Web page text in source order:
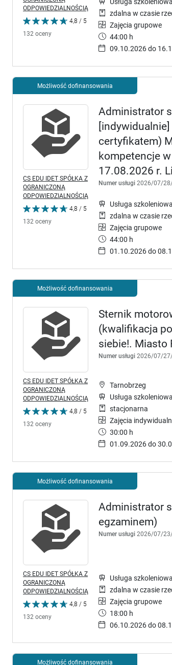
ODPOWIEDZIALNOŚCIĄ
4,8 / 5
132 oceny
zdalna w czasie
Zajęcia grupowe
44:00 h
09.10.2026 do
Możliwość dofinansowania
Administrator
certyfikatem)
kompetencje
17.08.2026 r.
Numer usługi 2026/07/
CS EDU IDET SPÓŁKA Z
OGRANICZONĄ
ODPOWIEDZIALNOŚCIĄ
4,8 / 5
132 oceny
Usługa szkoleniowa
zdalna w czasie
Zajęcia grupowe
44:00 h
01.10.2026 do
Możliwość dofinansowania
Sternik
(kwalifikacja
siebie!. Miasto
Numer usługi 2026/07/
CS EDU IDET SPÓŁKA Z
OGRANICZONĄ
ODPOWIEDZIALNOŚCIĄ
4,8 / 5
132 oceny
Tarnobrzeg
Usługa szkoleniowa
stacjonarna
Zajęcia
30:00 h
01.09.2026 do
Możliwość dofinansowania
Administrator
egzaminem)
Numer usługi 2026/07/
CS EDU IDET SPÓŁKA Z
OGRANICZONĄ
ODPOWIEDZIALNOŚCIĄ
4,8 / 5
132 oceny
Usługa szkoleniowa
zdalna w czasie
Zajęcia grupowe
18:00 h
06.10.2026 do
Możliwość dofinansowania